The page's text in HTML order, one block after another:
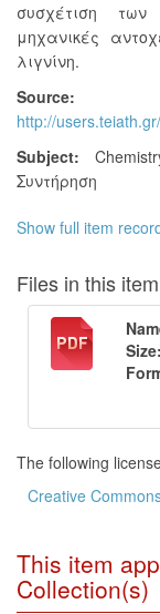
συσχέτιση
μηχανικές
λιγνίνη.
Source:
http://
Subject:
Συντήρηση
Show full item
Files in this item
Size:
The following
Creative
This item
Collection(s)